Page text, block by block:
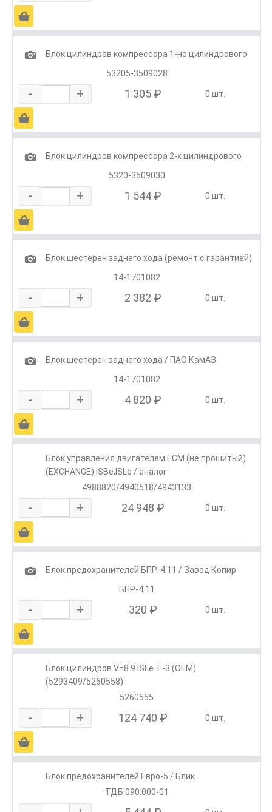
Ä
1
Блок цилиндров компрессора 1-но цилиндрового
53205-3509028
- + 1 305 ₽ 0 шт.
Ä
1
Блок цилиндров компрессора 2-х цилиндрового
5320-3509030
- + 1 544 ₽ 0 шт.
Ä
1
Блок шестерен заднего хода (ремонт с гарантией)
14-1701082
- + 2 382 ₽ 0 шт.
Ä
1
Блок шестерен заднего хода / ПАО КамАЗ
14-1701082
- + 4 820 ₽ 0 шт.
Ä
Блок управления двигателем ECM (не прошитый)
(EXCHANGE) ISBe,ISLe / аналог
4988820/4940518/4943133
- + 24 948 ₽ 0 шт.
Ä
1
Блок предохранителей БПР-4.11 / Завод Копир
БПР-4.11
- + 320 ₽ 0 шт.
Ä
Блок цилиндров V=8.9 ISLe. E-3 (ОЕМ)
(5293409/5260558)
5260555
- + 124 740 ₽ 0 шт.
Ä
Блок предохранителей Евро-5 / Блик
ТДБ.090.000-01